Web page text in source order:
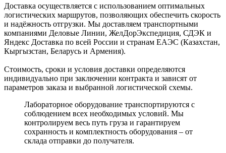
Доставка осуществляется с использованием оптимальных
логистических маршрутов, позволяющих обеспечить скорость
и надёжность отгрузки. Мы доставляем транспортными
компаниями Деловые Линии, ЖелДорЭкспедиция, СДЭК и
Яндекс Доставка по всей России и странам ЕАЭС (Казахстан,
Кыргызстан, Беларусь и Армения).
Стоимость, сроки и условия доставки определяются
индивидуально при заключении контракта и зависят от
параметров заказа и выбранной логистической схемы.
Лабораторное оборудование транспортируются с
соблюдением всех необходимых условий. Мы
контролируем весь путь груза и гарантируем
сохранность и комплектность оборудования – от
склада отправки до получателя.